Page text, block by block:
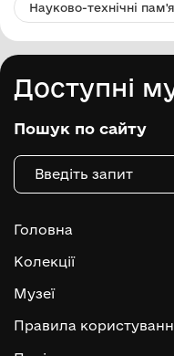
Науково-технічні
Доступні
Пошук по сайту
Головна
Колекції
Музеї
Правила